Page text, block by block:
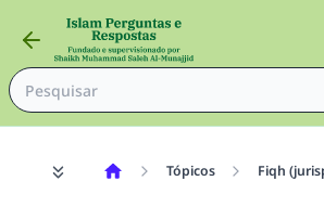
Tópicos Fiqh